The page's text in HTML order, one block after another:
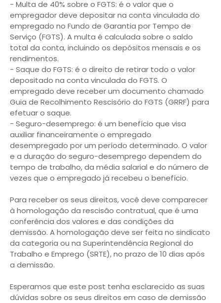
- Multa de 40% sobre o FGTS: é o valor que o
empregador deve depositar na conta vinculada do
empregado no Fundo de Garantia por Tempo de
Serviço (FGTS). A multa é calculada sobre o saldo
total da conta, incluindo os depósitos mensais e os
rendimentos.
- Saque do FGTS: é o direito de retirar todo o valor
depositado na conta vinculada do FGTS. O
empregado deve receber um documento chamado
Guia de Recolhimento Rescisório do FGTS (GRRF) para
efetuar o saque.
- Seguro-desemprego: é um benefício que visa
auxiliar financeiramente o empregado
desempregado por um período determinado. O valor
e a duração do seguro-desemprego dependem do
tempo de trabalho, da média salarial e do número de
vezes que o empregado já recebeu o benefício.
Para receber os seus direitos, você deve comparecer
à homologação da rescisão contratual, que é uma
conferência dos valores e das condições da
demissão. A homologação deve ser feita no sindicato
da categoria ou na Superintendência Regional do
Trabalho e Emprego (SRTE), no prazo de 10 dias após
a demissão.
Esperamos que este post tenha esclarecido as suas
dúvidas sobre os seus direitos em caso de demissão